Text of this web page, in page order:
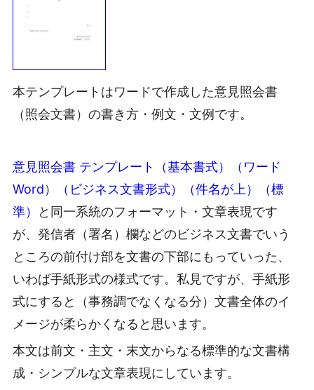
本テンプレートはワードで作成した意見照会書
（照会文書）の書き方・例文・文例です。
意見照会書 テンプレート（基本書式）（ワード
Word）（ビジネス文書形式）（件名が上）（標
準）
と同一系統のフォーマット・文章表現です
が、発信者（署名）欄などのビジネス文書でいう
ところの前付け部を文書の下部にもっていった、
いわば手紙形式の様式です。私見ですが、手紙形
式にすると（事務調でなくなる分）文書全体のイ
メージが柔らかくなると思います。
本文は前文・主文・末文からなる標準的な文書構
成・シンプルな文章表現にしています。